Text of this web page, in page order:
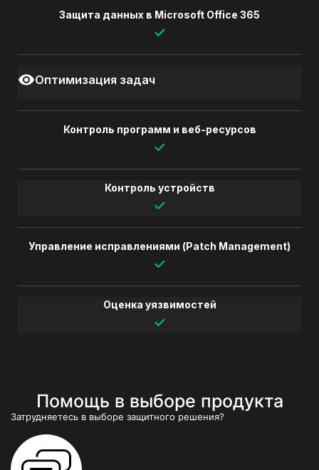
Защита данных в Microsoft Office 365
✓
Оптимизация задач
Контроль программ и веб-ресурсов
✓
Контроль устройств
✓
Управление исправлениями (Patch Management)
✓
Оценка уязвимостей
✓
Помощь в выборе продукта
Затрудняетесь в выборе защитного решения?